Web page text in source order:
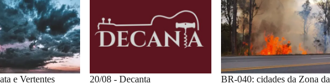
e Vertentes
20/08 - Decanta
BR-040: cidades da Zona da